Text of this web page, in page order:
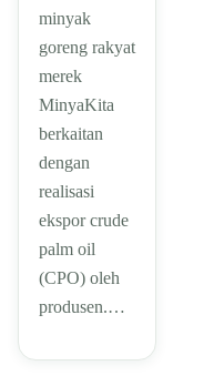
minyak
goreng rakyat
merek
MinyaKita
berkaitan
dengan
realisasi
ekspor crude
palm oil
(CPO) oleh
produsen.…